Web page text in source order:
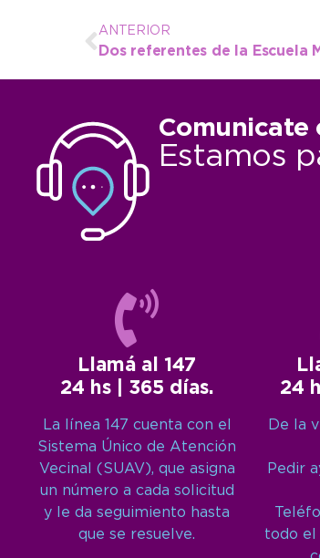
ANTERIOR
Comunicate
Estamos
Llamá al 147
24 hs | 365 días.
La línea 147 cuenta con el
Sistema Único de Atención
Vecinal (SUAV), que asigna
un número a cada solicitud
y le da seguimiento hasta
que se resuelve.
24
De la
Pedir
todo el